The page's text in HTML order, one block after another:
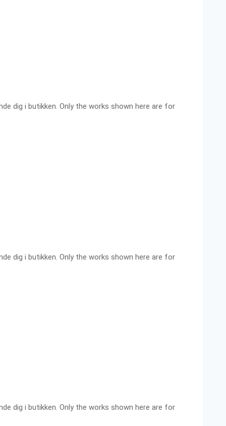
dig i butikken. Only the works shown here are for
dig i butikken. Only the works shown here are for
dig i butikken. Only the works shown here are for